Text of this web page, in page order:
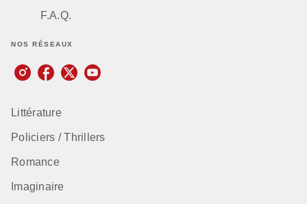
F.A.Q.
NOS RÉSEAUX
Littérature
Policiers / Thrillers
Romance
Imaginaire